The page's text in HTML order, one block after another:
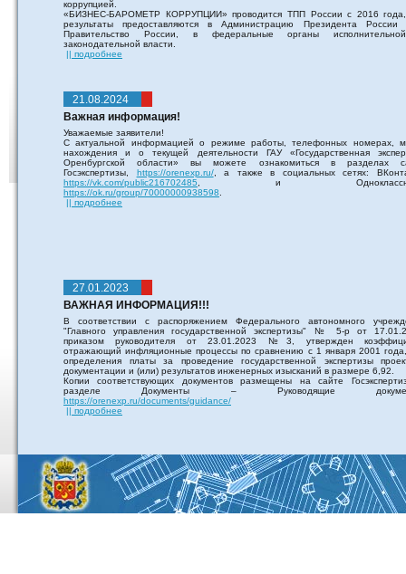
коррупцией.
«БИЗНЕС-БАРОМЕТР КОРРУПЦИИ» проводится ТПП России с 2016
результаты предоставляются в Администрацию Президента
Правительство России, в федеральные органы
законодательной власти.
|| подробнее
21.08.2024
Важная информация!
Уважаемые заявители!
С актуальной информацией о режиме работы, телефонных номерах,
нахождения и о текущей деятельности ГАУ «Государственная
Оренбургской области» вы можете ознакомиться в разделах
Госэкспертизы, https://orenexp.ru/, а также в социальных сетях:
https://vk.com/public216702485 , и
https://ok.ru/group/70000000938598
|| подробнее
27.01.2023
ВАЖНАЯ ИНФОРМАЦИЯ!!!
В соответствии с распоряжением Федерального автономного
"Главного управления государственной экспертизы" № 5-р от
приказом руководителя от 23.01.2023 №3, утвержден
отражающий инфляционные процессы по сравнению с 1 января 2001
определения платы за проведение государственной экспертизы
документации и (или) результатов инженерных изысканий в размере 6,92.
Копии соответствующих документов размещены на сайте
разделе Документы – Руководящие
https://orenexp.ru/documents/guidance/
|| подробнее